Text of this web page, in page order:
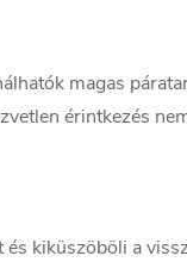
magas
érintkezés
kiküszöböli a